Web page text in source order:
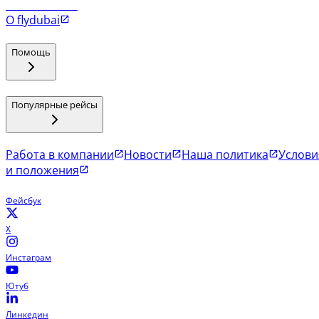
О flydubai
Помощь
Популярные рейсы
Работа в компании Новости Наша политика
и положения
Фейсбук
X
Инстаграм
Ютуб
Линкедин